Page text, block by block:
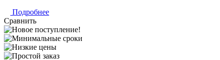
Подробнее
Сравнить